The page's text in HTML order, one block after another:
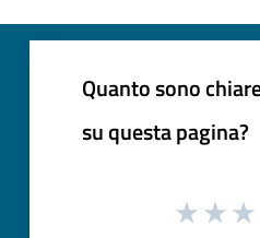
Quanto sono
su questa pagina?